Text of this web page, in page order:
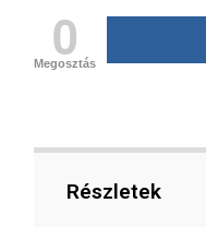
0
Megosztás
Részletek